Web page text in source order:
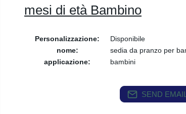
mesi di età Bambino
Personalizzazione:
Disponibile
nome:
sedia da pranzo per
applicazione:
bambini
SEND